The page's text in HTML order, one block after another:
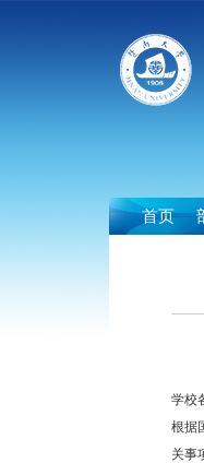
首页
学校
根据
关事